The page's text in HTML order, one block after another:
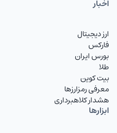
اخبار
ارز دیجیتال
فارکس
بورس ایران
طلا
بیت کوین
معرفی رمزارزها
هشدار کلاهبرداری
ابزارها